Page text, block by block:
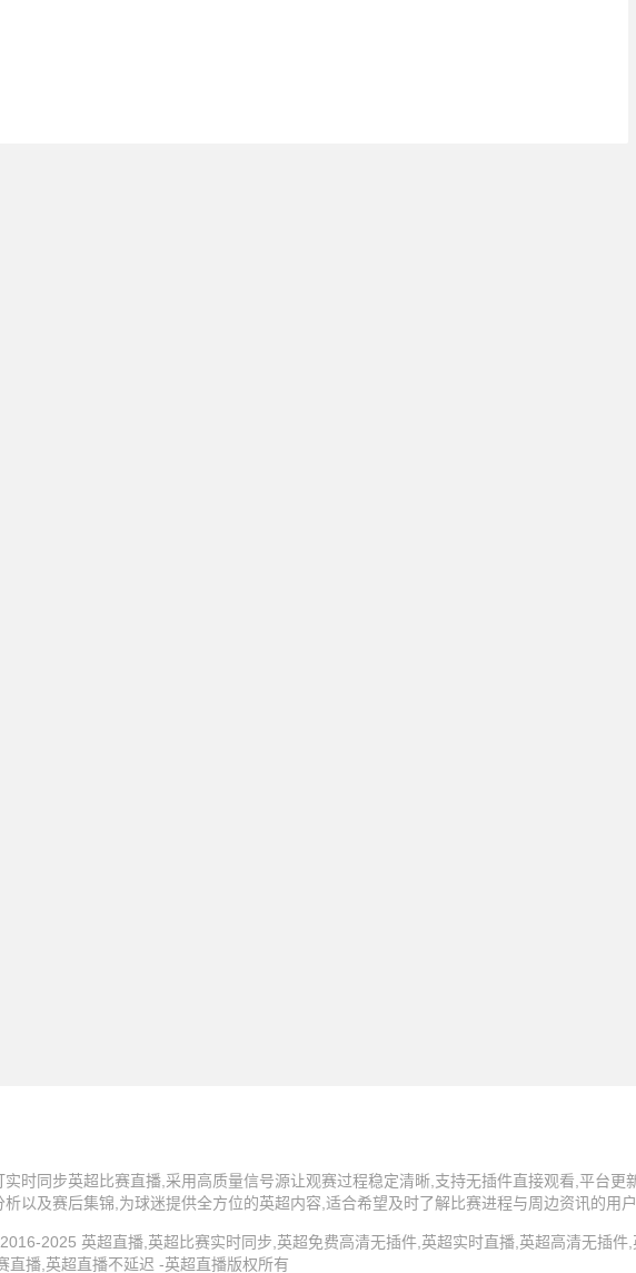
实时同步英超比赛直播,采用高质量信号源让观赛过程稳定清晰,支持无插件直接观看,平台更
析以及赛后集锦,为球迷提供全方位的英超内容,适合希望及时了解比赛进程与周边资讯的用户
2025 英超直播,英超比赛实时同步,英超免费高清无插件,英超实时直播,英超高清无插件
直播,英超直播不延迟 -英超直播版权所有